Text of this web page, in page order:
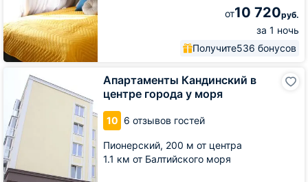
от10 720руб.
за 1 ночь
Получите536 бонусов
Апартаменты Кандинский в
центре города у моря
10 6 отзывов гостей
Пионерский, 200 м от центра
1.1 км от Балтийского моря
Апартаменты
Кандинский
центре
города
у
моря